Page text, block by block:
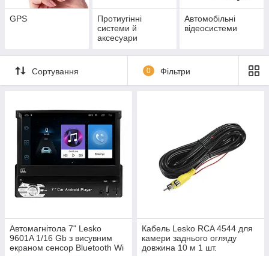
GPS
Протиугінні
системи й
аксесуари
Автомобільні
відеосистеми
Сортування 0 Фільтри
Автомагнітола 7" Lesko
9601A 1/16 Gb з висувним
екраном сенсор Bluetooth Wi
Кабель Lesko RCA 4544 для
камери заднього огляду
довжина 10 м 1 шт.